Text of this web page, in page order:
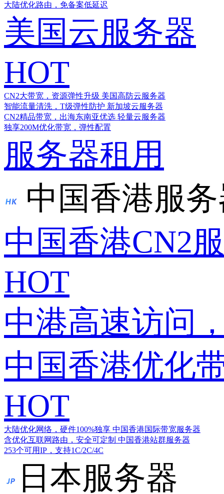
大陆优化路由，免备案低延迟
美国云服务器
HOT
CN2大带宽，资源弹性升级 美国高防云服务器
智能流量清洗，T级弹性防护 新加坡云服务器
CN2精品带宽，出海东南亚优选 轻量云服务器
独享200M优化带宽，弹性配置
服务器租用
中国香港服
中国香港CN2
HOT
中港高速访问
中国香港优化
HOT
大陆优化网络，硬件100%独享 中国香港国际带宽服务器
含优化互联网路由，安全可定制 中国香港站群服务器
253个可用IP，支持1C/2C/4C
日本服务器